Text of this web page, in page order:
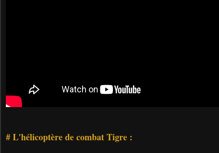
# L'hélicoptère de combat Tigre :